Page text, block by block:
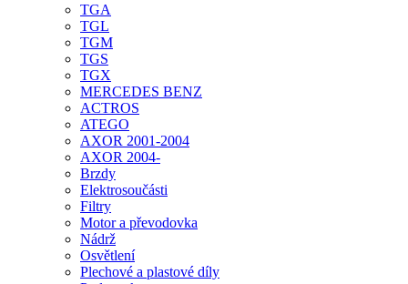
TGA
TGL
TGM
TGS
TGX
MERCEDES BENZ
ACTROS
ATEGO
AXOR 2001-2004
AXOR 2004-
Brzdy
Elektrosoučásti
Filtry
Motor a převodovka
Nádrž
Osvětlení
Plechové a plastové díly